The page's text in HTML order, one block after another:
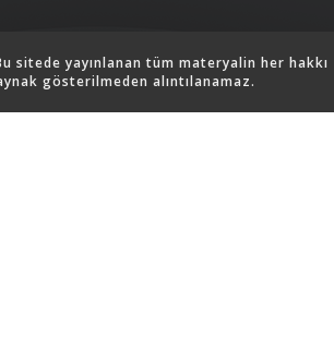
sitede yayınlanan tüm materyalin her hakkı
gösterilmeden alıntılanamaz.